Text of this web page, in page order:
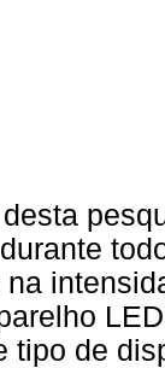
tipo de